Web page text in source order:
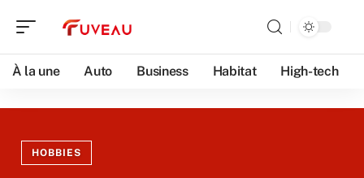
À la une Auto Business Habitat High-tech
HOBBIES